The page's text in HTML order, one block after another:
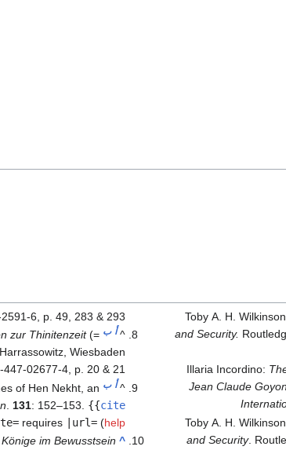
Toby A. H.
and Security.
Illaria Incordino:
Jean Claude
Toby A. H.
and Security.
6, p. 49, 283 & 293.
^أ ب zur Thinitenzeit(=
Harrassowitz, Wiesbaden
02677-4, p. 20 & 21.
^أ ب of Hen Nekht, an
131: 152–153. {{cite
requires |url= (help
^
im Bewusstsein